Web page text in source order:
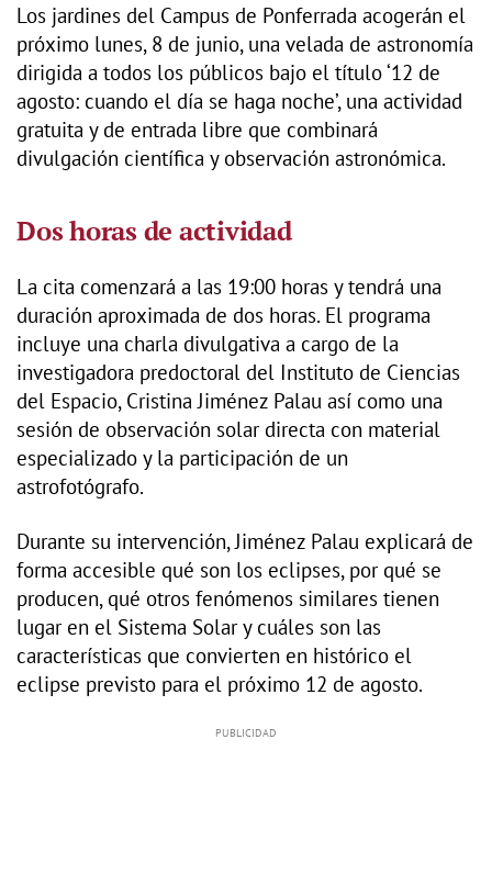
Los jardines del Campus de Ponferrada acogerán el
próximo lunes, 8 de junio, una velada de astronomía
dirigida a todos los públicos bajo el título ‘12 de
agosto: cuando el día se haga noche’, una actividad
gratuita y de entrada libre que combinará
divulgación científica y observación astronómica.
Dos horas de actividad
La cita comenzará a las 19:00 horas y tendrá una
duración aproximada de dos horas. El programa
incluye una charla divulgativa a cargo de la
investigadora predoctoral del Instituto de Ciencias
del Espacio, Cristina Jiménez Palau así como una
sesión de observación solar directa con material
especializado y la participación de un
astrofotógrafo.
Durante su intervención, Jiménez Palau explicará de
forma accesible qué son los eclipses, por qué se
producen, qué otros fenómenos similares tienen
lugar en el Sistema Solar y cuáles son las
características que convierten en histórico el
eclipse previsto para el próximo 12 de agosto.